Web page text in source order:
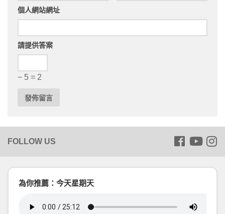
個人網站網址
請提供答案
− 5 = 2
為你推薦：今天星期天